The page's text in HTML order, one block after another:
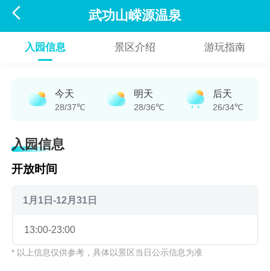
 武功山嵘源温泉
入园信息 景区介绍 游玩指南
今天
28/37℃
明天
28/36℃
后天
26/34℃
入园信息
开放时间
1月1日-12月31日
13:00-23:00
* 以上信息仅供参考，具体以景区当日公示信息为准